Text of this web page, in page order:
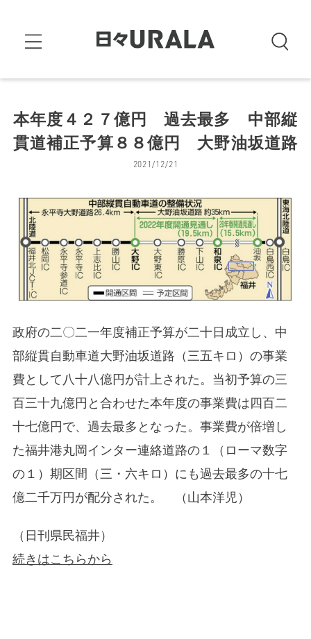
本年度４２７億円 過去最多 中部縦
貫道補正予算８８億円 大野油坂道路
2021/12/21
政府の二〇二一年度補正予算が二十日成立し、中
部縦貫自動車道大野油坂道路（三五キロ）の事業
費として八十八億円が計上された。当初予算の三
百三十九億円と合わせた本年度の事業費は四百二
十七億円で、過去最多となった。事業費が倍増し
た福井港丸岡インター連絡道路の１（ローマ数字
の１）期区間（三・六キロ）にも過去最多の十七
億二千万円が配分された。 （山本洋児）
（日刊県民福井）
続きはこちらから